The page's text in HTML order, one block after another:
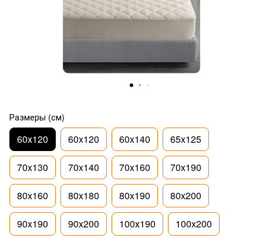
Размеры (см)
60х120 60x120 60x140 65x125
70x130 70x140 70x160 70x190
80x160 80x180 80x190 80x200
90x190 90x200 100х190 100x200